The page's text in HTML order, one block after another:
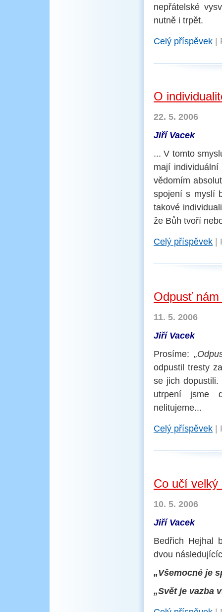
nepřátelské
nutně i trpět.
Celý příspěvek
O
22. 5. 2006
Jiří Vacek
... V tomto
mají
vědomím
spojení s myslí
takové
že Bůh tvoří
Celý příspěvek
Odpusť
11. 5. 2006
Jiří Vacek
Prosíme:
odpustil tresty
se jich
utrpení jsme
nelitujeme...
Celý příspěvek
Co učí velký
10. 5. 2006
Jiří Vacek
Bedřich Hejhal
dvou
„Všemocné je
„Svět je vazba